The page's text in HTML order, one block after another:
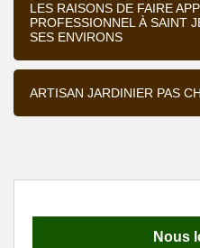
LES RAISONS DE FAIRE
PROFESSIONNEL À SAINT
SES ENVIRONS
ARTISAN JARDINIER PAS
Nous